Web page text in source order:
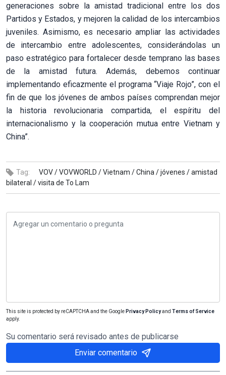
generaciones sobre la amistad tradicional entre los dos
Partidos y Estados, y mejoren la calidad de los intercambios
juveniles. Asimismo, es necesario ampliar las actividades
de intercambio entre adolescentes, considerándolas un
paso estratégico para fortalecer desde temprano las bases
de la amistad futura. Además, debemos continuar
implementando eficazmente el programa “Viaje Rojo”, con el
fin de que los jóvenes de ambos países comprendan mejor
la historia revolucionaria compartida, el espíritu del
internacionalismo y la cooperación mutua entre Vietnam y
China”.
Tag: VOV /VOVWORLD /Vietnam /China /jóvenes /amistad
bilateral /visita de To Lam
This site is protected by reCAPTCHA and the Google Privacy Policyand Terms of Service
apply.
Su comentario será revisado antes de publicarse
Enviar comentario